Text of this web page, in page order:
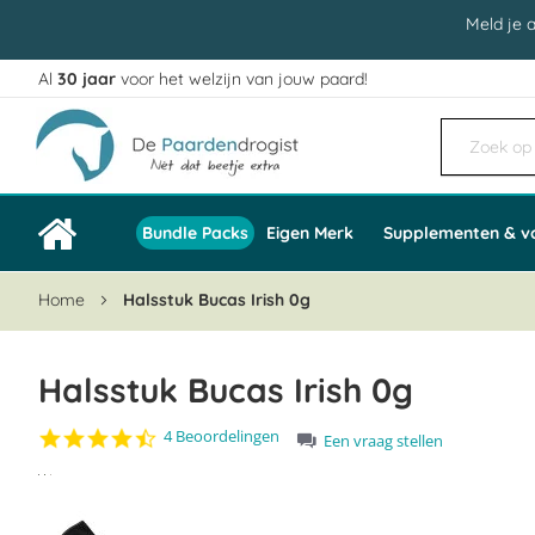
Meld je
Ga
naar
de
inhoud
Al 30 jaar voor het welzijn van jouw paard!
Bundle Packs Eigen Merk Supplementen &
Home Halsstuk Bucas Irish 0g
Halsstuk Bucas Irish 0g
4.5
4 Beoordelingen
Een vraag stellen